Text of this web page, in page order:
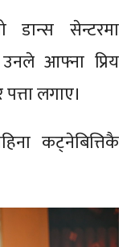
सेन्टरमा
आफ्ना प्रिय
लगाए।
कट्नेबित्तिकै